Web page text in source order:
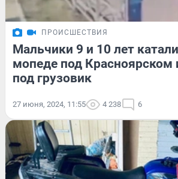
ПРОИСШЕСТВИЯ
Мальчики 9 и 10 лет
мопеде под Красноярском
под грузовик
27 июня, 2024, 11:55 4 238 6